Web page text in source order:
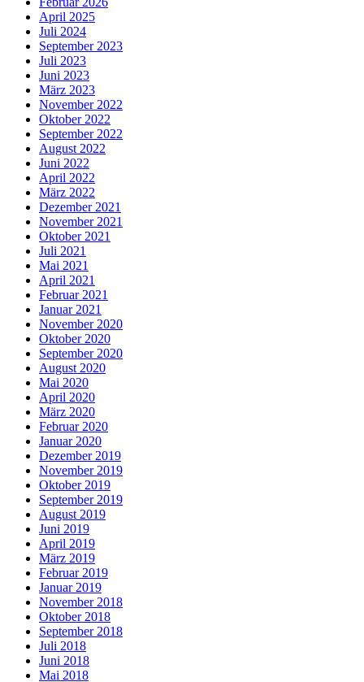
April 2025
Juli 2024
September 2023
Juli 2023
Juni 2023
März 2023
November 2022
Oktober 2022
September 2022
August 2022
Juni 2022
April 2022
März 2022
Dezember 2021
November 2021
Oktober 2021
Juli 2021
Mai 2021
April 2021
Februar 2021
Januar 2021
November 2020
Oktober 2020
September 2020
August 2020
Mai 2020
April 2020
März 2020
Februar 2020
Januar 2020
Dezember 2019
November 2019
Oktober 2019
September 2019
August 2019
Juni 2019
April 2019
März 2019
Februar 2019
Januar 2019
November 2018
Oktober 2018
September 2018
Juli 2018
Juni 2018
Mai 2018